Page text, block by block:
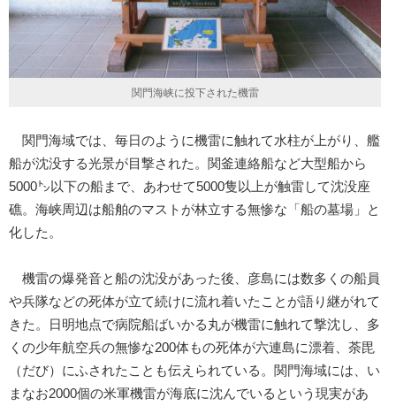
関門海峡に投下された機雷
関門海域では、毎日のように機雷に触れて水柱が上がり、艦
船が沈没する光景が目撃された。関釜連絡船など大型船から
5000㌧以下の船まで、あわせて5000隻以上が触雷して沈没座
礁。海峡周辺は船舶のマストが林立する無惨な「船の墓場」と
化した。
機雷の爆発音と船の沈没があった後、彦島には数多くの船員
や兵隊などの死体が立て続けに流れ着いたことが語り継がれて
きた。日明地点で病院船ばいかる丸が機雷に触れて撃沈し、多
くの少年航空兵の無惨な200体もの死体が六連島に漂着、荼毘
（だび）にふされたことも伝えられている。関門海域には、い
まなお2000個の米軍機雷が海底に沈んでいるという現実があ